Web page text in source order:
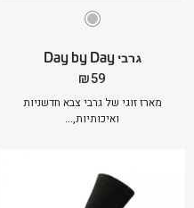
גרבי Day by Day
₪59
מארז זוגי של גרבי צבא חדשניות
ואיכותיות,...